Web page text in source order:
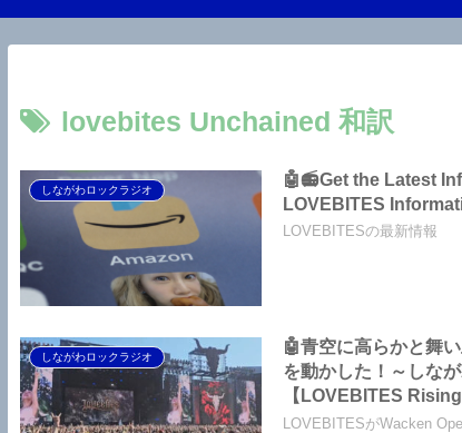
lovebites Unchained 和訳
しながわロックラジオ
🤖📻Get the Latest
LOVEBITES
LOVEBITESの最新情報
しながわロックラジオ
🤖青空に高らかと舞
を動かした！～しな
【LOVEBITES
Castaway】【
LOVEBITESがWacken